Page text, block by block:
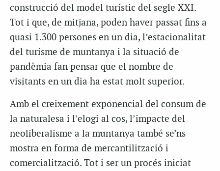
construcció del model turístic del segle XXI.
Tot i que, de mitjana, poden haver passat fins a
quasi 1.300 persones en un dia, l’estacionalitat
del turisme de muntanya i la situació de
pandèmia fan pensar que el nombre de
visitants en un dia ha estat molt superior.
Amb el creixement exponencial del consum de
la naturalesa i l’elogi al cos, l’impacte del
neoliberalisme a la muntanya també se’ns
mostra en forma de mercantilització i
comercialització. Tot i ser un procés iniciat